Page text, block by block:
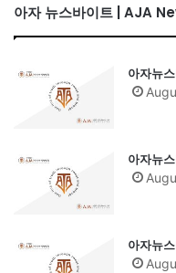
아자 뉴스바이트 | AJA
아자뉴
아자뉴
아자뉴